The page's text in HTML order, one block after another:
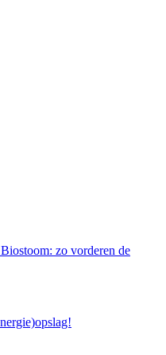
zo vorderen de